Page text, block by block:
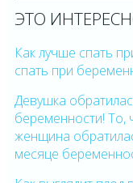
ЭТО
Как лучше спать
спать при
Девушка
беременности! То,
женщина
месяце